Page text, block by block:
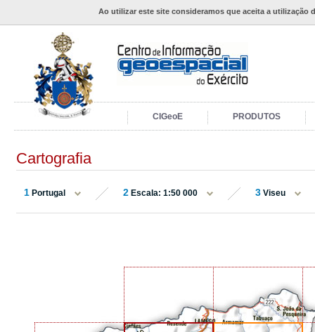
Ao utilizar este site consideramos que aceita a utilização
CIGeoE PRODUTOS
Cartografia
1 Portugal 2 Escala: 1:50 000 3 Viseu